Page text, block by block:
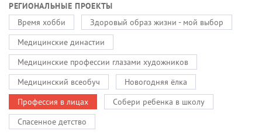
РЕГИОНАЛЬНЫЕ ПРОЕКТЫ
Время хобби
Здоровый образ жизни - мой выбор
Медицинские династии
Медицинские профессии глазами художников
Медицинский всеобуч
Новогодняя ёлка
Профессия в лицах
Собери ребенка в школу
Спасенное детство